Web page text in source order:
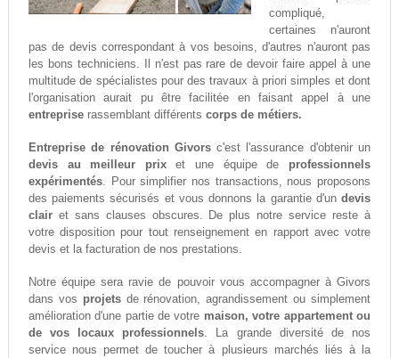
compliqué,
certaines n'auront
pas de devis correspondant à vos besoins, d'autres n'auront pas
les bons techniciens. Il n'est pas rare de devoir faire appel à une
multitude de spécialistes pour des travaux à priori simples et dont
l'organisation aurait pu être facilitée en faisant appel à une
entrepriserassemblant différents corps de métiers.
Entreprise de rénovation Givorsc'est l'assurance d'obtenir un
devis au meilleur prixet une équipe de professionnels
expérimentés. Pour simplifier nos transactions, nous proposons
des paiements sécurisés et vous donnons la garantie d'undevis
clairet sans clauses obscures. De plus notre service reste à
votre disposition pour tout renseignement en rapport avec votre
devis et la facturation de nos prestations.
Notre équipe sera ravie de pouvoir vous accompagner à Givors
dans vos projetsde rénovation, agrandissement ou simplement
amélioration d'une partie de votre maison, votre appartement ou
de vos locaux professionnels. La grande diversité de nos
service nous permet de toucher à plusieurs marchés liés à la